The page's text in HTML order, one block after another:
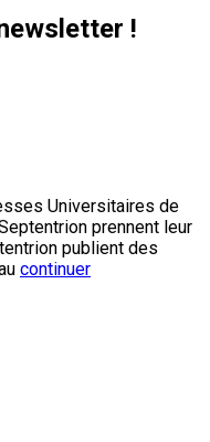
!
Universitaires de
prennent leur
publient des
continuer